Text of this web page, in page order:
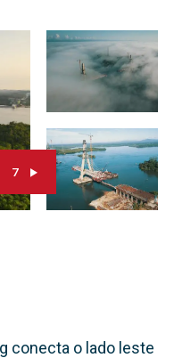
7
conecta o lado leste